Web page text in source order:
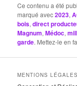
Ce contenu a été
marqué avec2023,
bois,direct
Magnum,Médoc,
garde. Mettez-le en
MENTIONS LÉGALES